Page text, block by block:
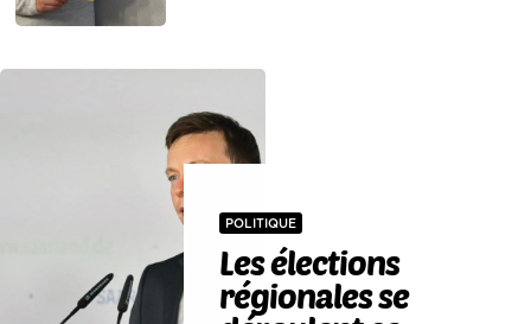
POLITIQUE
Les élections
régionales se